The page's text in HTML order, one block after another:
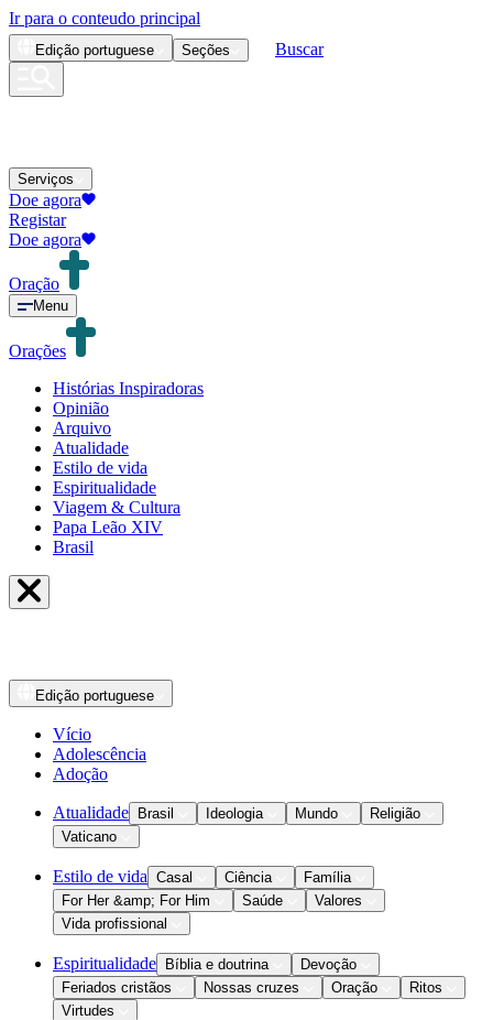
Ir para o conteudo principal
Edição portuguese Seções Buscar
Serviços
Doe agora
Registar
Doe agora
Oração
Menu
Orações
Histórias Inspiradoras
Opinião
Arquivo
Atualidade
Estilo de vida
Espiritualidade
Viagem & Cultura
Papa Leão XIV
Brasil
Edição portuguese
Vício
Adolescência
Adoção
Atualidade Brasil Ideologia Mundo
Religião
Vaticano
Estilo de vida Casal Ciência
Família
For Her &amp; For Him
Saúde
Valores
Vida profissional
Espiritualidade Bíblia e doutrina
Devoção
Feriados cristãos
Nossas cruzes Oração
Ritos
Virtudes